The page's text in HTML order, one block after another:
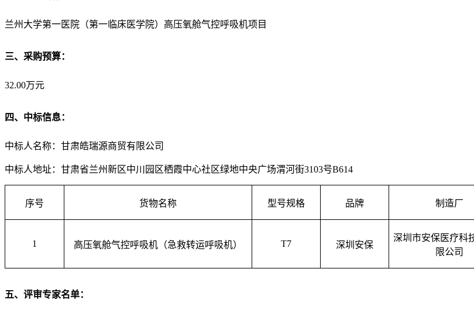
兰州大学第一医院（第一临床医学院）高压氧舱气控呼吸机项目
三、采购预算：
32.00万元
四、中标信息：
中标人名称：甘肃皓瑞源商贸有限公司
中标人地址：甘肃省兰州新区中川园区栖霞中心社区绿地中央广场渭河街3103号B614
序号 货物名称 型号规格 品牌 制造厂
1 高压氧舱气控呼吸机（急救转运呼吸机） T7 深圳安保
深圳市安保医疗科
限公司
五、评审专家名单：